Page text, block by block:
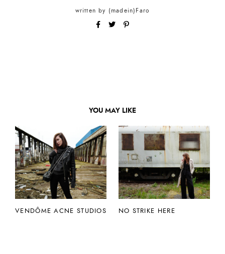
written by (madein)Faro
YOU MAY LIKE
VENDÔME ACNE STUDIOS NO STRIKE HERE